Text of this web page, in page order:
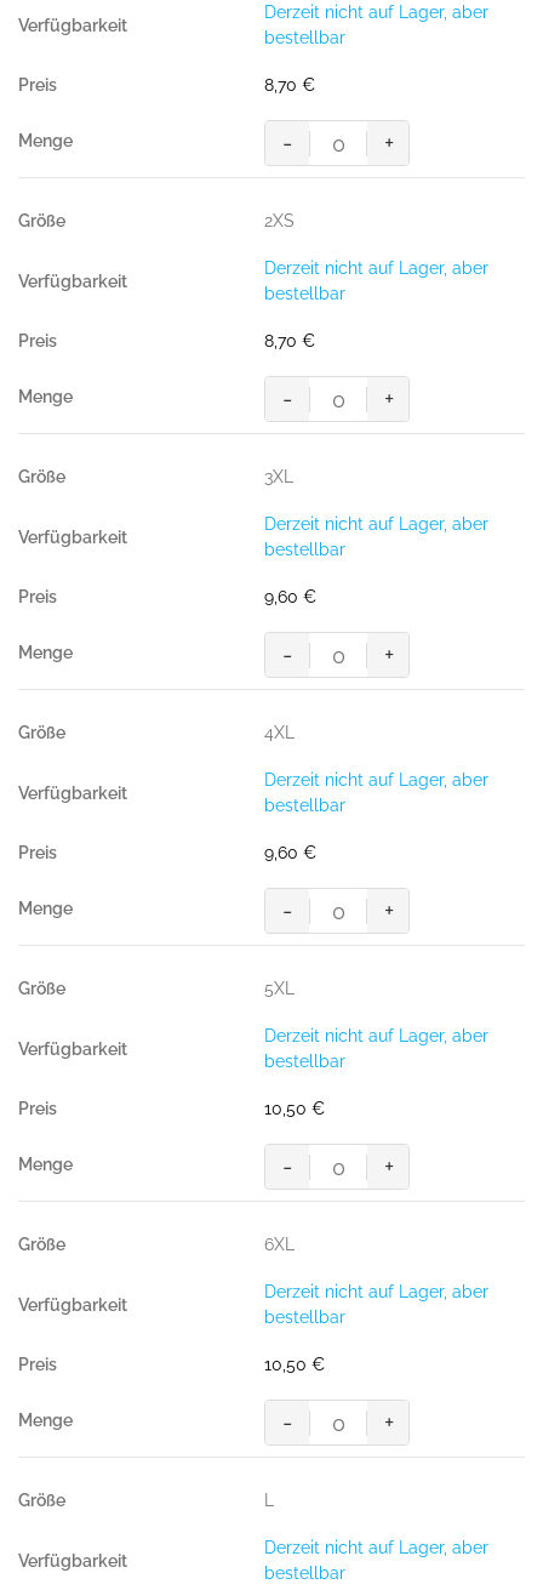
Derzeit nicht auf Lager, aber
bestellbar
8,70 €
HAKRO
T-
Bio-
Baumwolle
Menge
- +
2XS
Derzeit nicht auf Lager, aber
bestellbar
8,70 €
HAKRO
T-
Bio-
Baumwolle
Menge
- +
3XL
Derzeit nicht auf Lager, aber
bestellbar
9,60 €
HAKRO
T-
Bio-
Baumwolle
Menge
- +
4XL
Derzeit nicht auf Lager, aber
bestellbar
9,60 €
HAKRO
T-
Bio-
Baumwolle
Menge
- +
5XL
Derzeit nicht auf Lager, aber
bestellbar
10,50 €
HAKRO
T-
Bio-
Baumwolle
Menge
- +
6XL
Derzeit nicht auf Lager, aber
bestellbar
10,50 €
HAKRO
T-
Bio-
Baumwolle
- +
L
Derzeit nicht auf Lager, aber
bestellbar